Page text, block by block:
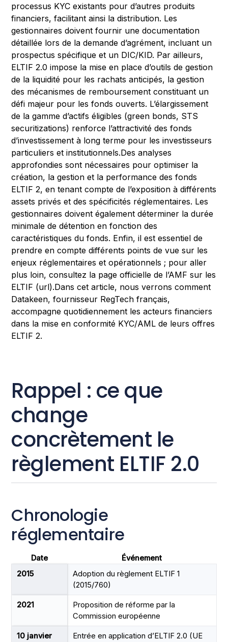
processus KYC existants pour d’autres produits
financiers, facilitant ainsi la distribution. Les
gestionnaires doivent fournir une documentation
détaillée lors de la demande d’agrément, incluant un
prospectus spécifique et un DIC/KID. Par ailleurs,
ELTIF 2.0 impose la mise en place d’outils de gestion
de la liquidité pour les rachats anticipés, la gestion
des mécanismes de remboursement constituant un
défi majeur pour les fonds ouverts. L’élargissement
de la gamme d’actifs éligibles (green bonds, STS
securitizations) renforce l’attractivité des fonds
d’investissement à long terme pour les investisseurs
particuliers et institutionnels.Des analyses
approfondies sont nécessaires pour optimiser la
création, la gestion et la performance des fonds
ELTIF 2, en tenant compte de l’exposition à différents
assets privés et des spécificités réglementaires. Les
gestionnaires doivent également déterminer la durée
minimale de détention en fonction des
caractéristiques du fonds. Enfin, il est essentiel de
prendre en compte différents points de vue sur les
enjeux réglementaires et opérationnels ; pour aller
plus loin, consultez la page officielle de l’AMF sur les
ELTIF (url).Dans cet article, nous verrons comment
Datakeen, fournisseur RegTech français,
accompagne quotidiennement les acteurs financiers
dans la mise en conformité KYC/AML de leurs offres
ELTIF 2.
Rappel : ce que
change
concrètement le
règlement ELTIF 2.0
Chronologie
réglementaire
Date
Événement
2015
Adoption du règlement ELTIF 1
(2015/760)
2021
Proposition de réforme par la
Commission européenne
10 janvier
Entrée en application d’ELTIF 2.0 (UE